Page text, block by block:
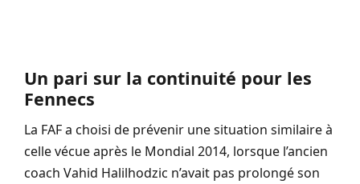
Un pari sur la continuité pour les
Fennecs
La FAF a choisi de prévenir une situation similaire à
celle vécue après le Mondial 2014, lorsque l’ancien
coach Vahid Halilhodzic n’avait pas prolongé son